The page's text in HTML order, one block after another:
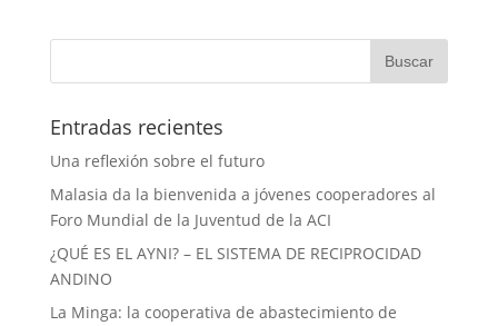
Entradas recientes
Una reflexión sobre el futuro
Malasia da la bienvenida a jóvenes cooperadores al
Foro Mundial de la Juventud de la ACI
¿QUÉ ES EL AYNI? – EL SISTEMA DE RECIPROCIDAD
ANDINO
La Minga: la cooperativa de abastecimiento de